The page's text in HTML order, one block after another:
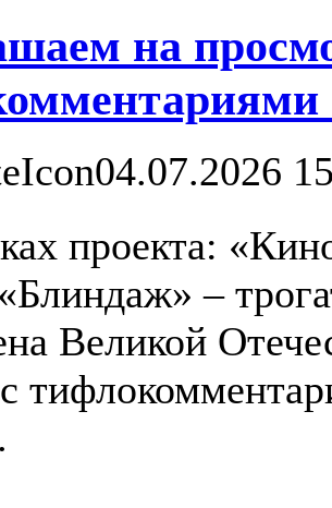
на
04.07.2026
проекта:
–
Великой